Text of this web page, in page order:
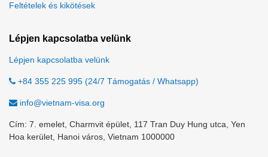
Feltételek és kikötések
Lépjen kapcsolatba velünk
Lépjen kapcsolatba velünk
+84 355 225 995 (24/7 Támogatás / Whatsapp)
info@vietnam-visa.org
Cím: 7. emelet, Charmvit épület, 117 Tran Duy Hung utca, Yen
Hoa kerület, Hanoi város, Vietnam 1000000